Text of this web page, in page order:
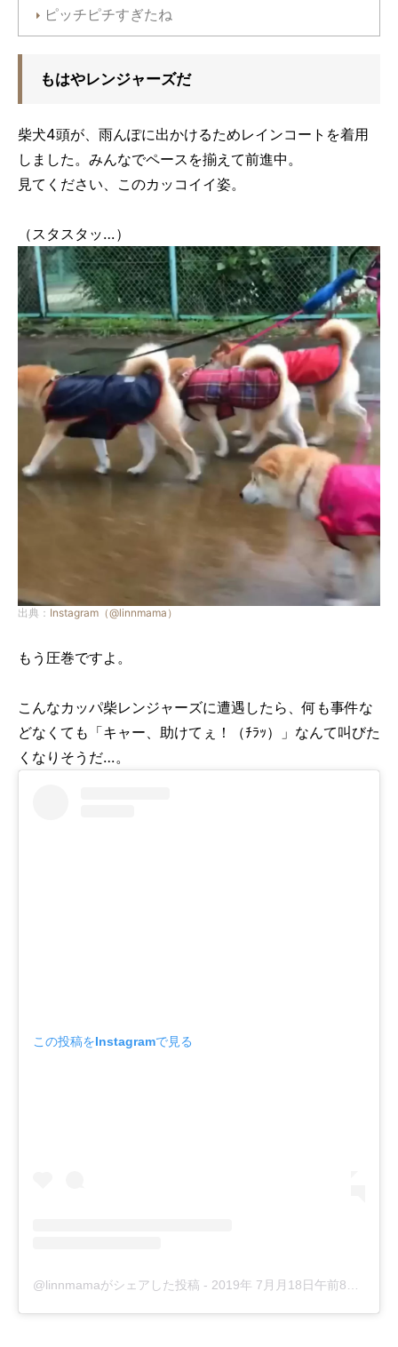
ピッチピチすぎたね
もはやレンジャーズだ
柴犬4頭が、雨んぽに出かけるためレインコートを着用
しました。みんなでペースを揃えて前進中。
見てください、このカッコイイ姿。
（スタスタッ…）
出典： Instagram（@linnmama）
もう圧巻ですよ。
こんなカッパ柴レンジャーズに遭遇したら、何も事件な
どなくても「キャー、助けてぇ！（ﾁﾗｯ）」なんて叫びた
くなりそうだ…。
この投稿をInstagramで見る
@linnmamaがシェアした投稿 - 2019年 7月月18日午前8時42分PDT